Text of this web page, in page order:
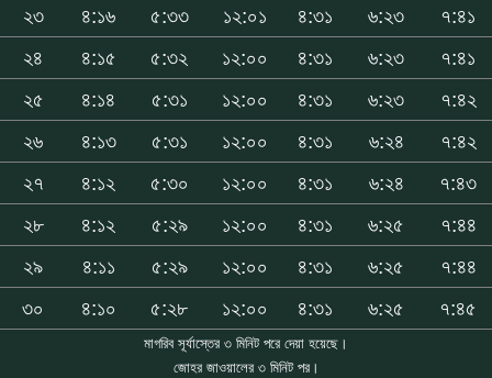
২৩
৪:১৬ ৫:৩৩ ১২:০১ ৪:৩১ ৬:২৩
৭:৪১
২৪
৪:১৫ ৫:৩২ ১২:০০ ৪:৩১ ৬:২৩
৭:৪১
২৫
৪:১৪ ৫:৩১ ১২:০০ ৪:৩১ ৬:২৩
৭:৪২
২৬
৪:১৩ ৫:৩১ ১২:০০ ৪:৩১ ৬:২৪
৭:৪২
২৭
৪:১২ ৫:৩০ ১২:০০ ৪:৩১ ৬:২৪
৭:৪৩
২৮
৪:১২ ৫:২৯ ১২:০০ ৪:৩১ ৬:২৫
৭:৪৪
২৯
৪:১১ ৫:২৯ ১২:০০ ৪:৩১ ৬:২৫
৭:৪৪
৩০
৪:১০ ৫:২৮ ১২:০০ ৪:৩১ ৬:২৫ ৭:৪৫
মাগরিব সূর্যাস্তের ৩ মিনিট পরে দেয়া হয়েছে।
জোহর জাওয়ালের ৩ মিনিট পর।